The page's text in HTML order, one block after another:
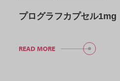
プログラフカプセル1mg
READ MORE